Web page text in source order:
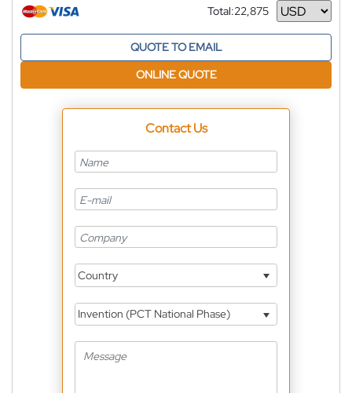
Total:22,875
Currency
QUOTE TO EMAIL
ONLINE QUOTE
Contact Us
Country
Invention (PCT National Phase)